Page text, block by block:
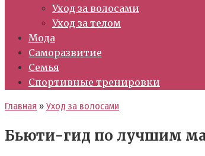
Уход за волосами
Уход за телом
Мода
Саморазвитие
Семья
Спортивные тренировки
Главная » Уход за волосами
Бьюти-гид по лучшим